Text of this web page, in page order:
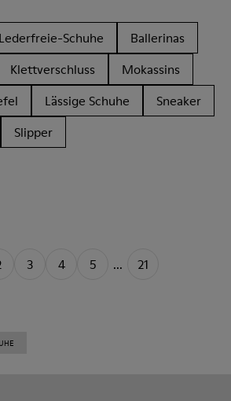
Lederfreie-Schuhe
Ballerinas
Klettverschluss
Mokassins
Lässige Schuhe
Sneaker
Slipper
3 4 5 ... 21